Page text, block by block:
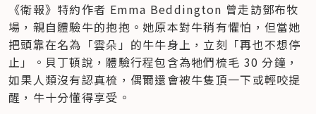
《衛報》特約作者 Emma Beddington 曾走訪鄧布牧
場，親自體驗牛的抱抱。她原本對牛稍有懼怕，但當她
把頭靠在名為「雲朵」的牛牛身上，立刻「再也不想停
止」。貝丁頓說，體驗行程包含為牠們梳毛 30 分鐘，
如果人類沒有認真梳，偶爾還會被牛隻頂一下或輕咬提
醒，牛十分懂得享受。